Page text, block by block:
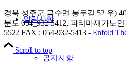
알림사항
공지사항
경북 성주군 금수면 봉두길 52 우)
분도 054_932-5412, 파티마재가노
5522 FAX : 054-932-5413 - Enfold
Scroll to top